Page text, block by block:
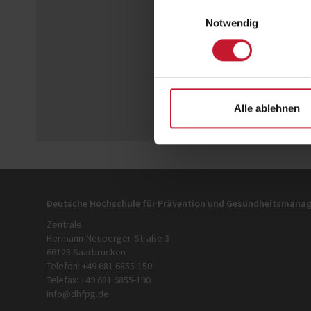
Notwendig
Alle ablehnen
Deutsche Hochschule für Prävention und
Zentrale
Hermann-Neuberger-Straße 3
66123 Saarbrücken
Telefon: +49 681 6855-150
Telefax: +49 681 6855-190
info@dhfpg.de